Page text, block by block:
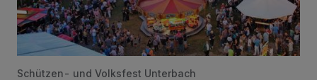
Schützen- und Volksfest Unterbach